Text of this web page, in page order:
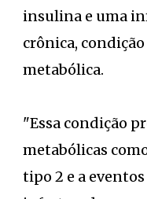
insulina e uma
crônica,
metabólica.
"Essa condição
metabólicas
tipo 2 e a